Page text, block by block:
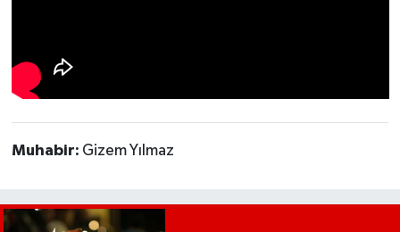
Muhabir: Gizem Yılmaz
KÜTAHYA
MANİSA
MUĞLA